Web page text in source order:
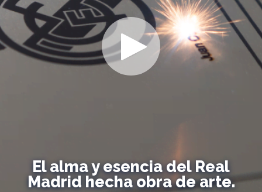
El alma y esencia del Real
Madrid hecha obra de arte.